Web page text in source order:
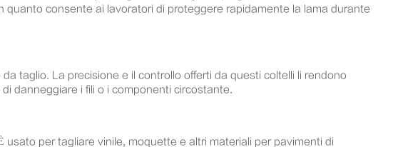
consente ai lavoratori di proteggere rapidamente la lama durante
taglio. La precisione e il controllo offerti da questi coltelli li rendono
danneggiare i fili o i componenti circostante.
per tagliare vinile, moquette e altri materiali per pavimenti di